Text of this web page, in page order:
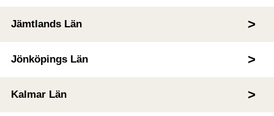
Jämtlands Län
Jönköpings Län
Kalmar Län